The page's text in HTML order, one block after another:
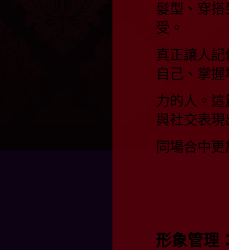
髮型、穿
受。
真正讓人
自己、掌
力的人。
與社交表
同場合中
形象管理